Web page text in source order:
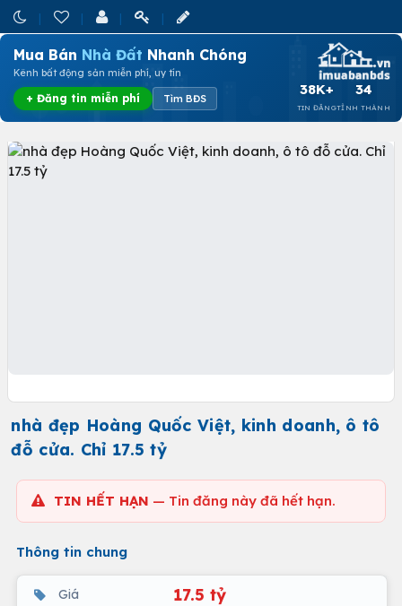
Mua Bán Nhà Đất Nhanh Chóng
Kênh bất động sản miễn phí, uy tín
+ Đăng tin miễn phí Tìm BĐS
38K+
TIN ĐĂNG
34
TỈNH THÀNH
nhà đẹp Hoàng Quốc Việt, kinh doanh, ô tô
đỗ cửa. Chỉ 17.5 tỷ
TIN HẾT HẠN — Tin đăng này đã hết hạn.
Thông tin chung
Giá 17.5 tỷ